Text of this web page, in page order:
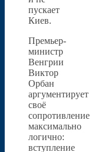
пускает
Киев.
Премьер-
министр
Венгрии
Виктор
Орбан
аргументирует
своё
сопротивление
максимально
логично:
вступление